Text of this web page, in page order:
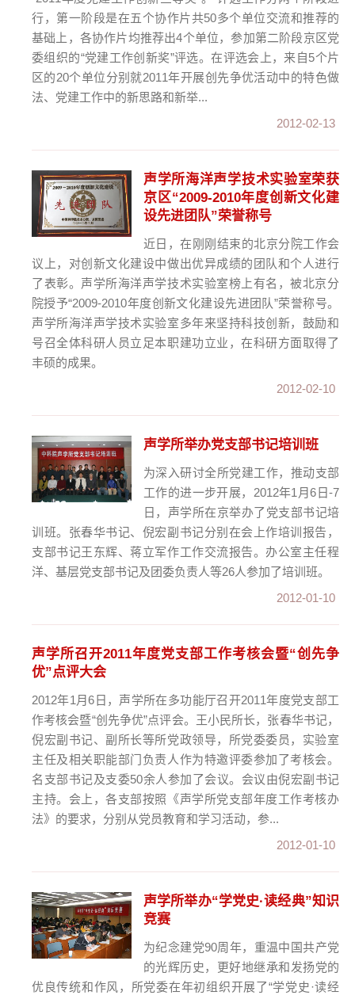
行，第一阶段是在五个协作片共50多个单位交流和推荐的
基础上，各协作片均推荐出4个单位，参加第二阶段京区党
委组织的“党建工作创新奖”评选。在评选会上，来自5个片
区的20个单位分别就2011年开展创先争优活动中的特色做
法、党建工作中的新思路和新举...
2012-02-13
声学所海洋声学技术实验室荣获
京区“2009-2010年度创新文化建
设先进团队”荣誉称号
近日，在刚刚结束的北京分院工作会
议上，对创新文化建设中做出优异成绩的团队和个人进行
了表彰。声学所海洋声学技术实验室榜上有名，被北京分
院授予“2009-2010年度创新文化建设先进团队”荣誉称号。
声学所海洋声学技术实验室多年来坚持科技创新，鼓励和
号召全体科研人员立足本职建功立业，在科研方面取得了
丰硕的成果。
2012-02-10
声学所举办党支部书记培训班
为深入研讨全所党建工作，推动支部
工作的进一步开展，2012年1月6日-7
日，声学所在京举办了党支部书记培
训班。张春华书记、倪宏副书记分别在会上作培训报告，
支部书记王东辉、蒋立军作工作交流报告。办公室主任程
洋、基层党支部书记及团委负责人等26人参加了培训班。
2012-01-10
声学所召开2011年度党支部工作考核会暨“创先争
优”点评大会
2012年1月6日，声学所在多功能厅召开2011年度党支部工
作考核会暨“创先争优”点评会。王小民所长，张春华书记，
倪宏副书记、副所长等所党政领导，所党委委员，实验室
主任及相关职能部门负责人作为特邀评委参加了考核会。
名支部书记及支委50余人参加了会议。会议由倪宏副书记
主持。会上，各支部按照《声学所党支部年度工作考核办
法》的要求，分别从党员教育和学习活动，参...
2012-01-10
声学所举办“学党史·读经典”知识
竞赛
为纪念建党90周年，重温中国共产党
的光辉历史，更好地继承和发扬党的
优良传统和作风，所党委在年初组织开展了“学党史·读经